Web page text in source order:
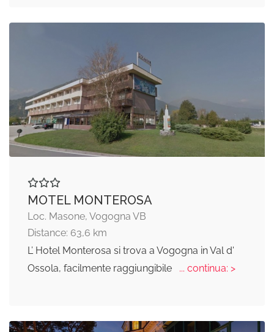
MOTEL MONTEROSA
Loc. Masone, Vogogna VB
Distance: 63,6 km
L’ Hotel Monterosa si trova a Vogogna in Val d'
Ossola, facilmente raggiungibile
... continua: >